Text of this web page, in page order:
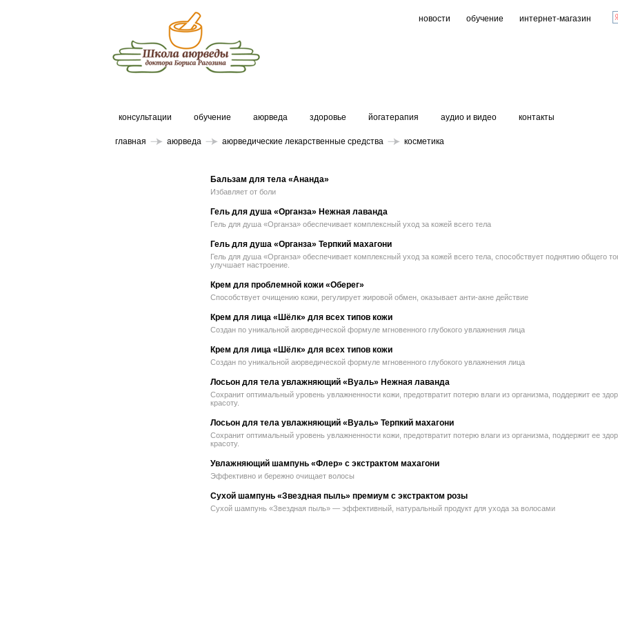
новости обучение интернет-магазин
консультации обучение аюрведа здоровье йогатерапия аудио и видео контакты
главная аюрведа аюрведические лекарственные средства косметика
Бальзам для тела «Ананда»
Избавляет от боли
Гель для душа «Органза» Нежная лаванда
Гель для душа «Органза» обеспечивает комплексный уход за кожей всего тела
Гель для душа «Органза» Терпкий махагони
Гель для душа «Органза» обеспечивает комплексный уход за кожей всего тела, способствует поднятию общего
улучшает настроение.
Крем для проблемной кожи «Оберег»
Способствует очищению кожи, регулирует жировой обмен, оказывает анти-акне действие
Крем для лица «Шёлк» для всех типов кожи
Создан по уникальной аюрведической формуле мгновенного глубокого увлажнения лица
Крем для лица «Шёлк» для всех типов кожи
Создан по уникальной аюрведической формуле мгновенного глубокого увлажнения лица
Лосьон для тела увлажняющий «Вуаль» Нежная лаванда
Сохранит оптимальный уровень увлажненности кожи, предотвратит потерю влаги из организма, поддержит ее
красоту.
Лосьон для тела увлажняющий «Вуаль» Терпкий махагони
Сохранит оптимальный уровень увлажненности кожи, предотвратит потерю влаги из организма, поддержит ее
красоту.
Увлажняющий шампунь «Флер» с экстрактом махагони
Эффективно и бережно очищает волосы
Сухой шампунь «Звездная пыль» премиум с экстрактом розы
Сухой шампунь «Звездная пыль» — эффективный, натуральный продукт для ухода за волосами